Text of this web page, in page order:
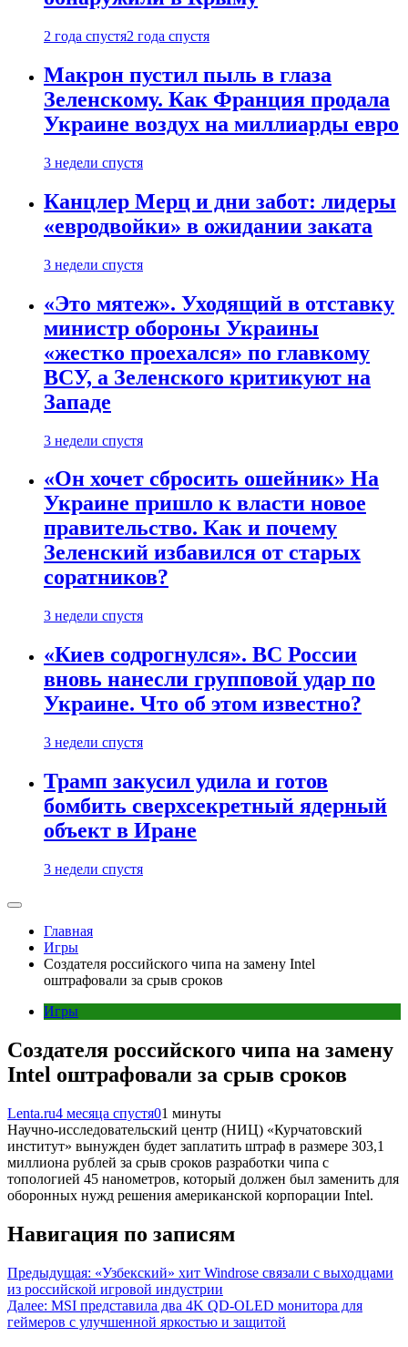
2 года спустя2 года спустя
Макрон пустил пыль в глаза
Зеленскому. Как Франция продала
Украине воздух на миллиарды евро
3 недели спустя
Канцлер Мерц и дни забот: лидеры
«евродвойки» в ожидании заката
3 недели спустя
«Это мятеж». Уходящий в отставку
министр обороны Украины
«жестко проехался» по главкому
ВСУ, а Зеленского критикуют на
Западе
3 недели спустя
«Он хочет сбросить ошейник» На
Украине пришло к власти новое
правительство. Как и почему
Зеленский избавился от старых
соратников?
3 недели спустя
«Киев содрогнулся». ВС России
вновь нанесли групповой удар по
Украине. Что об этом известно?
3 недели спустя
Трамп закусил удила и готов
бомбить сверхсекретный ядерный
объект в Иране
3 недели спустя
Главная
Игры
Создателя российского чипа на замену Intel
оштрафовали за срыв сроков
Игры
Создателя российского чипа на замену
Intel оштрафовали за срыв сроков
Lenta.ru4 месяца спустя01 минуты
Научно-исследовательский центр (НИЦ) «Курчатовский
институт» вынужден будет заплатить штраф в размере 303,1
миллиона рублей за срыв сроков разработки чипа с
топологией 45 нанометров, который должен был заменить для
оборонных нужд решения американской корпорации Intel.
Навигация по записям
Предыдущая: «Узбекский» хит Windrose связали с выходцами
из российской игровой индустрии
Далее: MSI представила два 4K QD-OLED монитора для
геймеров с улучшенной яркостью и защитой